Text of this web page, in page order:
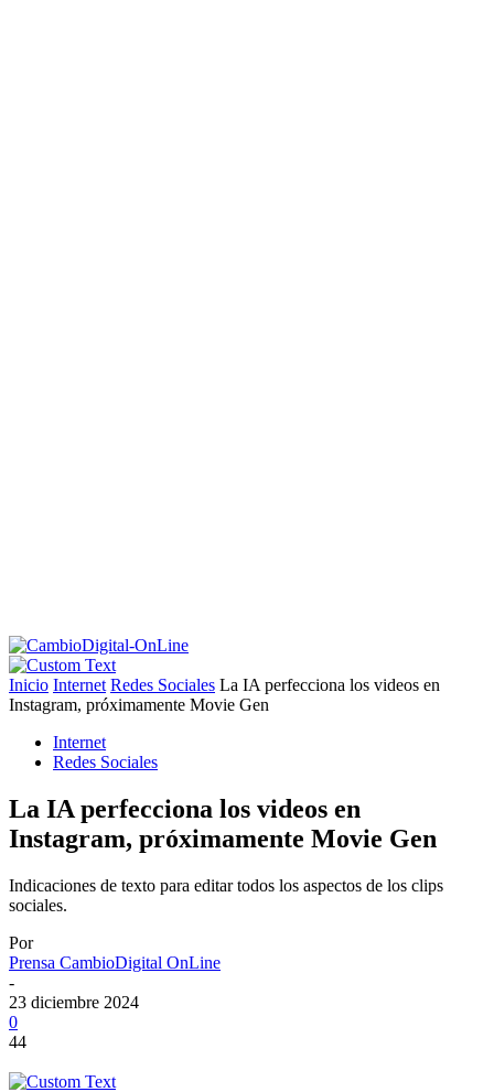
Inicio Internet Redes Sociales La IA perfecciona los videos en
Instagram, próximamente Movie Gen
Internet
Redes Sociales
La IA perfecciona los videos en
Instagram, próximamente Movie Gen
Indicaciones de texto para editar todos los aspectos de los clips
sociales.
Por
Prensa CambioDigital OnLine
-
23 diciembre 2024
0
44